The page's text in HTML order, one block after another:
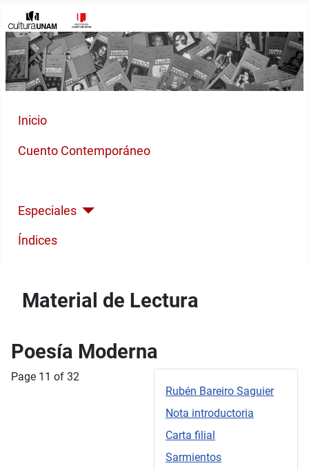
Inicio
Cuento Contemporáneo
Especiales
Índices
Material de Lectura
Poesía Moderna
Rubén Bareiro Saguier
Nota introductoria
Carta filial
Sarmientos
Page 11 of 32